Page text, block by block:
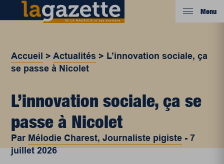
Menu
Accueil >Actualités > L’innovation sociale, ça
se passe à Nicolet
L’innovation sociale, ça se
passe à Nicolet
Par Mélodie Charest, Journaliste pigiste -7
juillet 2026